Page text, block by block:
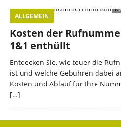
ALLGEMEIN
Kosten der
1&1 enthüllt
Entdecken Sie, wie teuer die
ist und welche Gebühren dabei
Kosten und Ablauf für Ihre
[…]